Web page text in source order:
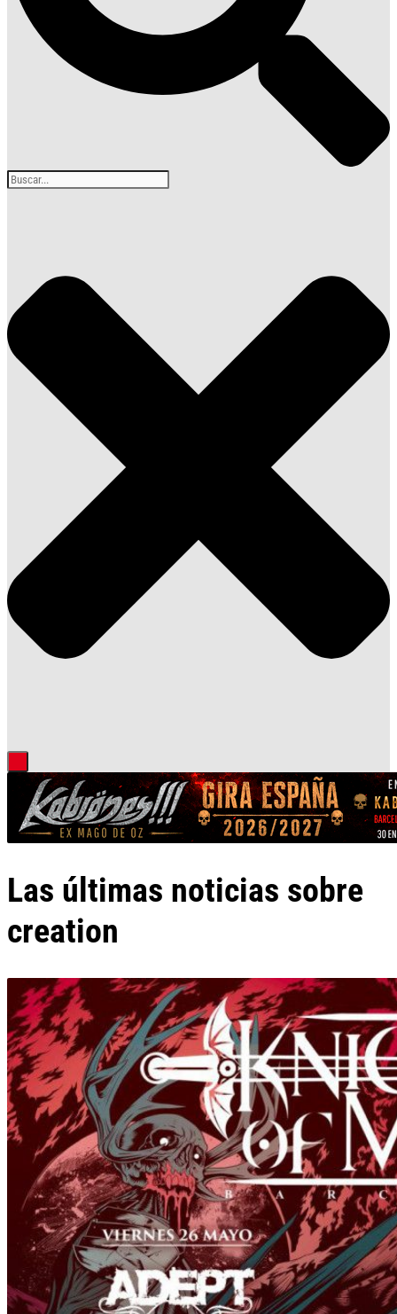
Las últimas noticias sobre
creation